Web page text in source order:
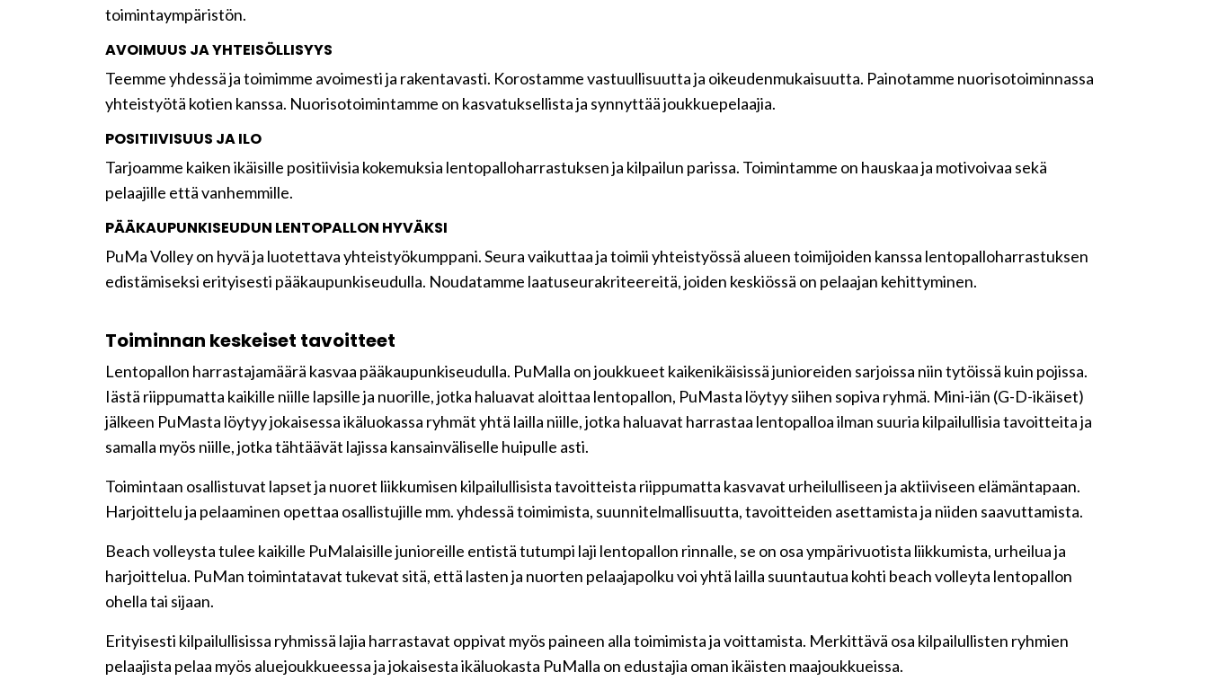
toimintaympäristön.
AVOIMUUS JA YHTEISÖLLISYYS
Teemme yhdessä ja toimimme avoimesti ja rakentavasti. Korostamme vastuullisuutta ja oikeudenmukaisuutta. Painotamme nuorisotoiminnassa
yhteistyötä kotien kanssa. Nuorisotoimintamme on kasvatuksellista ja synnyttää joukkuepelaajia.
POSITIIVISUUS JA ILO
Tarjoamme kaiken ikäisille positiivisia kokemuksia lentopalloharrastuksen ja kilpailun parissa. Toimintamme on hauskaa ja motivoivaa sekä
pelaajille että vanhemmille.
PÄÄKAUPUNKISEUDUN LENTOPALLON HYVÄKSI
PuMa Volley on hyvä ja luotettava yhteistyökumppani. Seura vaikuttaa ja toimii yhteistyössä alueen toimijoiden kanssa lentopalloharrastuksen
edistämiseksi erityisesti pääkaupunkiseudulla. Noudatamme laatuseurakriteereitä, joiden keskiössä on pelaajan kehittyminen.
Toiminnan keskeiset tavoitteet
Lentopallon harrastajamäärä kasvaa pääkaupunkiseudulla. PuMalla on joukkueet kaikenikäisissä junioreiden sarjoissa niin tytöissä kuin pojissa.
Iästä riippumatta kaikille niille lapsille ja nuorille, jotka haluavat aloittaa lentopallon, PuMasta löytyy siihen sopiva ryhmä. Mini-iän (G-D-ikäiset)
jälkeen PuMasta löytyy jokaisessa ikäluokassa ryhmät yhtä lailla niille, jotka haluavat harrastaa lentopalloa ilman suuria kilpailullisia tavoitteita ja
samalla myös niille, jotka tähtäävät lajissa kansainväliselle huipulle asti.
Toimintaan osallistuvat lapset ja nuoret liikkumisen kilpailullisista tavoitteista riippumatta kasvavat urheilulliseen ja aktiiviseen elämäntapaan.
Harjoittelu ja pelaaminen opettaa osallistujille mm. yhdessä toimimista, suunnitelmallisuutta, tavoitteiden asettamista ja niiden saavuttamista.
Beach volleysta tulee kaikille PuMalaisille junioreille entistä tutumpi laji lentopallon rinnalle, se on osa ympärivuotista liikkumista, urheilua ja
harjoittelua. PuMan toimintatavat tukevat sitä, että lasten ja nuorten pelaajapolku voi yhtä lailla suuntautua kohti beach volleyta lentopallon
ohella tai sijaan.
Erityisesti kilpailullisissa ryhmissä lajia harrastavat oppivat myös paineen alla toimimista ja voittamista. Merkittävä osa kilpailullisten ryhmien
pelaajista pelaa myös aluejoukkueessa ja jokaisesta ikäluokasta PuMalla on edustajia oman ikäisten maajoukkueissa.